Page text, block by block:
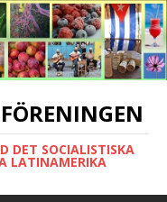
DET SOCIALISTISKA
LATINAMERIKA